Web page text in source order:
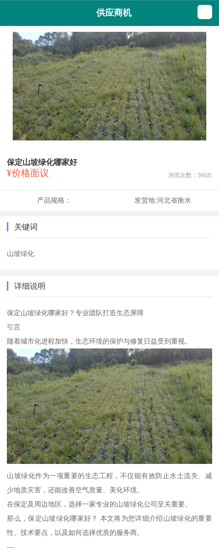
供应商机
保定山坡绿化哪家好
¥价格面议 浏览次数： 566次
产品规格： 发货地:河北省衡水
关键词
山坡绿化
详细说明
保定山坡绿化哪家好？专业团队打造生态屏障
引言
随着城市化进程加快，生态环境的保护与修复日益受到重视。
山坡绿化作为一项重要的生态工程，不仅能有效防止水土流失、减
少地质灾害，还能改善空气质量、美化环境。
在保定及周边地区，选择一家专业的山坡绿化公司至关重要。
那么，保定山坡绿化哪家好？ 本文将为您详细介绍山坡绿化的重要
性、技术要点，以及如何选择优质的服务商。
---